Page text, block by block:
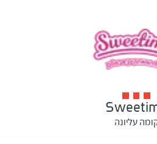
עליונה